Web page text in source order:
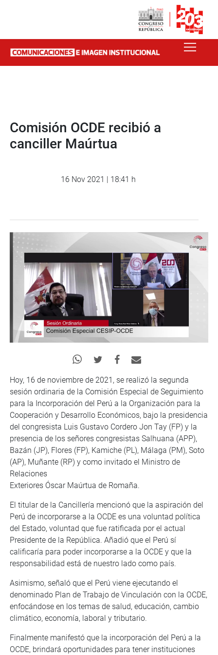
Comisión OCDE recibió a
canciller Maúrtua
16 Nov 2021 | 18:41 h
Hoy, 16 de noviembre de 2021, se realizó la segunda
sesión ordinaria de la Comisión Especial de Seguimiento
para la Incorporación del Perú a la Organización para la
Cooperación y Desarrollo Económicos, bajo la presidencia
del congresista Luis Gustavo Cordero Jon Tay (FP) y la
presencia de los señores congresistas Salhuana (APP),
Bazán (JP), Flores (FP), Kamiche (PL), Málaga (PM), Soto
(AP), Muñante (RP) y como invitado el Ministro de
Relaciones
Exteriores Óscar Maúrtua de Romaña.
El titular de la Cancillería mencionó que la aspiración del
Perú de incorporarse a la OCDE es una voluntad política
del Estado, voluntad que fue ratificada por el actual
Presidente de la República. Añadió que el Perú sí
calificaría para poder incorporarse a la OCDE y que la
responsabilidad está de nuestro lado como país.
Asimismo, señaló que el Perú viene ejecutando el
denominado Plan de Trabajo de Vinculación con la OCDE,
enfocándose en los temas de salud, educación, cambio
climático, economía, laboral y tributario.
Finalmente manifestó que la incorporación del Perú a la
OCDE, brindará oportunidades para tener instituciones